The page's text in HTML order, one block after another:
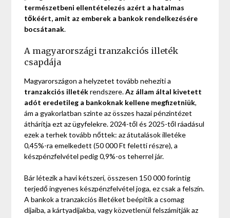
természetbeni ellentételezés azért a hatalmas
tőkéért, amit az emberek a bankok rendelkezésére
bocsátanak.
A magyarországi tranzakciós illeték
csapdája
Magyarországon a helyzetet tovább nehezíti a
tranzakciós illetékrendszere.Az állam által kivetett
adót eredetileg a bankoknak kellene megfizetniük,
ám a gyakorlatban szinte az összes hazai pénzintézet
áthárítja ezt az ügyfelekre. 2024-től és 2025-től ráadásul
ezek a terhek tovább nőttek: az átutalások illetéke
0,45%-ra emelkedett (50 000 Ft feletti részre), a
készpénzfelvétel pedig 0,9%-os teherrel jár.
Bár létezik a havi kétszeri, összesen 150 000 forintig
terjedő ingyenes készpénzfelvétel joga, ez csak a felszín.
A bankok a tranzakciós illetéket beépítik a csomag
díjaiba, a kártyadíjakba, vagy közvetlenül felszámítják az